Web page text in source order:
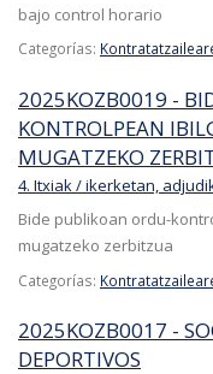
bajo control horario
Categorías:
2025KOZB0019 -
KONTROLPEAN
MUGATZEKO
4. Itxiak / ikerketan,
Bide publikoan ordu-
mugatzeko zerbitzua
Categorías:
2025KOZB0017 -
DEPORTIVOS